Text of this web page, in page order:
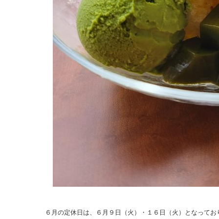
６月の定休日は、６月９日（火）・１６日（火）となってお